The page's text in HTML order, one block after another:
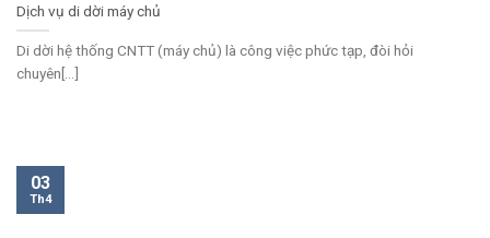
Dịch vụ di dời máy chủ
Di dời hệ thống CNTT (máy chủ) là công việc phức tạp, đòi hỏi
chuyên[...]
03
Th4